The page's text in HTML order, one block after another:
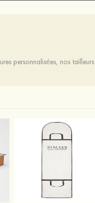
personnalisées, nos tailleurs